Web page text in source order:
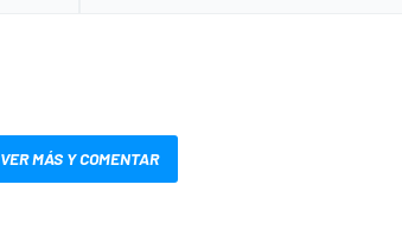
VER MÁS Y COMENTAR